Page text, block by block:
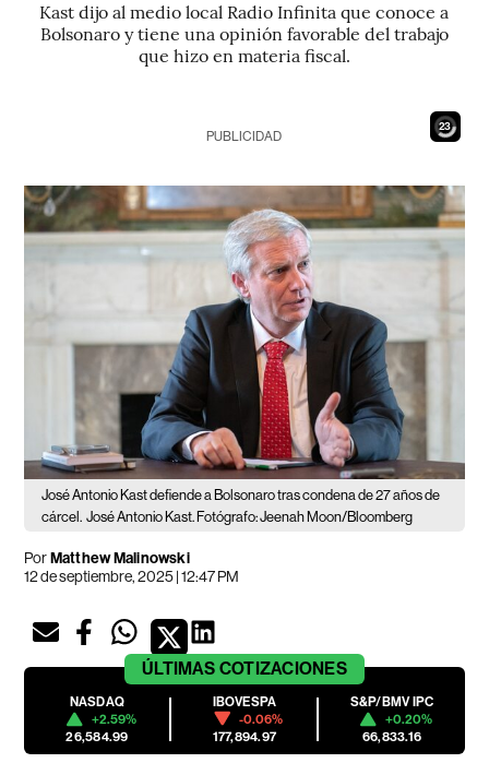
Kast dijo al medio local Radio Infinita que conoce a
Bolsonaro y tiene una opinión favorable del trabajo
que hizo en materia fiscal.
22
PUBLICIDAD
José Antonio Kast defiende a Bolsonaro tras condena de 27 años de
cárcel. José Antonio Kast. Fotógrafo: Jeenah Moon/Bloomberg
PorMatthew Malinowski
12 de septiembre, 2025 | 12:47 PM
ÚLTIMAS COTIZACIONES
NASDAQ
+2.59%
26,584.99
IBOVESPA
-0.06%
177,894.97
S&P/BMV IPC
+0.20%
66,833.16